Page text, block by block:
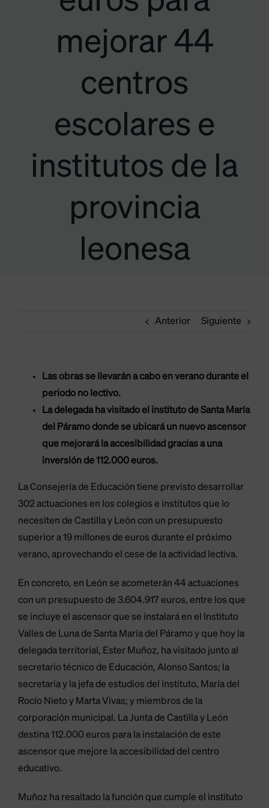
mejorar 44
centros
escolares e
institutos de la
provincia
leonesa
Anterior Siguiente
Las obras se llevarán a cabo en verano durante el
periodo no lectivo.
La delegada ha visitado el instituto de Santa María
del Páramo donde se ubicará un nuevo ascensor
que mejorará la accesibilidad gracias a una
inversión de 112.000 euros.
La Consejería de Educación tiene previsto desarrollar
302 actuaciones en los colegios e institutos que lo
necesiten de Castilla y León con un presupuesto
superior a 19 millones de euros durante el próximo
verano, aprovechando el cese de la actividad lectiva.
En concreto, en León se acometerán 44 actuaciones
con un presupuesto de 3.604.917 euros, entre los que
se incluye el ascensor que se instalará en el Instituto
Valles de Luna de Santa María del Páramo y que hoy la
delegada territorial, Ester Muñoz, ha visitado junto al
secretario técnico de Educación, Alonso Santos; la
secretaria y la jefa de estudios del instituto, María del
Rocío Nieto y Marta Vivas; y miembros de la
corporación municipal. La Junta de Castilla y León
destina 112.000 euros para la instalación de este
ascensor que mejore la accesibilidad del centro
educativo.
Muñoz ha resaltado la función que cumple el instituto